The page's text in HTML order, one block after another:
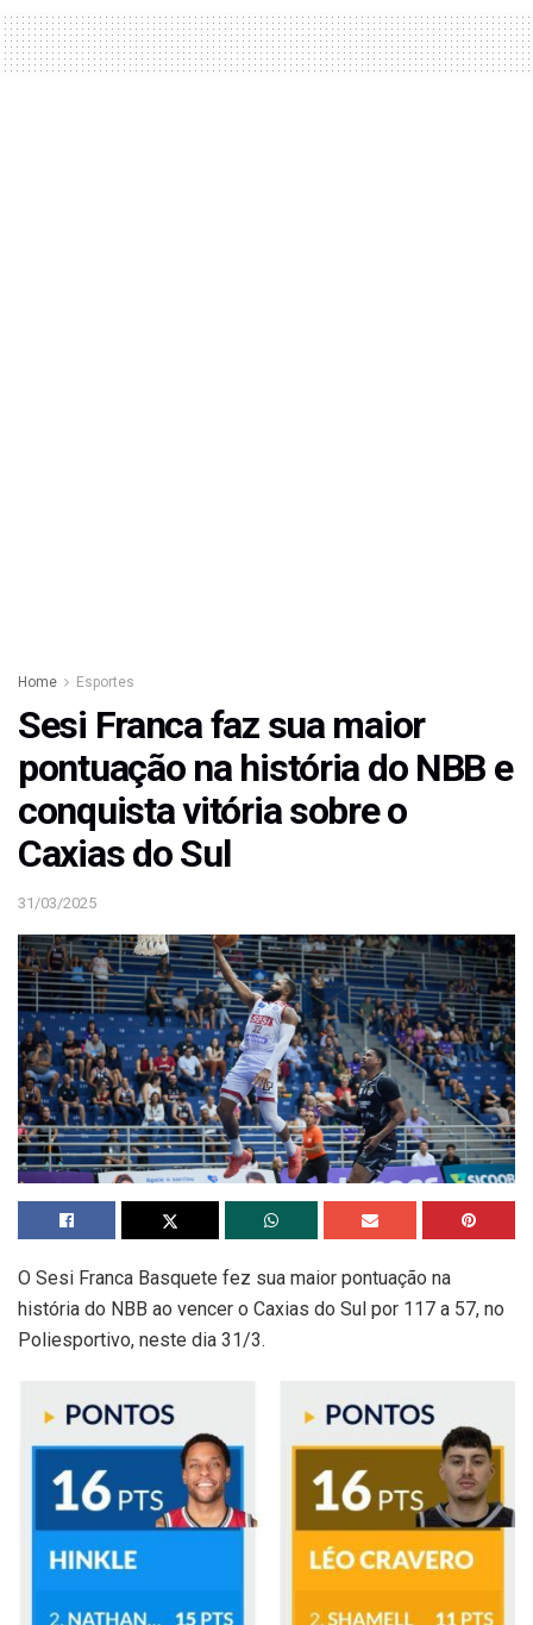
Home Esportes
Sesi Franca faz sua maior
pontuação na história do NBB e
conquista vitória sobre o
Caxias do Sul
31/03/2025
O Sesi Franca Basquete fez sua maior pontuação na
história do NBB ao vencer o Caxias do Sul por 117 a 57, no
Poliesportivo, neste dia 31/3.